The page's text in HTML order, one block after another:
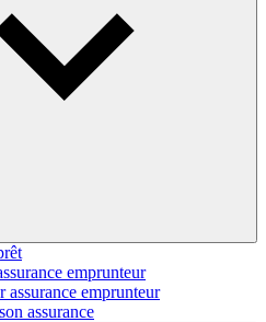
emprunteur
assurance emprunteur
assurance